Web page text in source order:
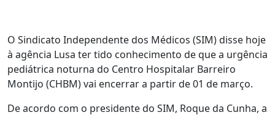
O Sindicato Independente dos Médicos (SIM) disse hoje
à agência Lusa ter tido conhecimento de que a urgência
pediátrica noturna do Centro Hospitalar Barreiro
Montijo (CHBM) vai encerrar a partir de 01 de março.
De acordo com o presidente do SIM, Roque da Cunha, a